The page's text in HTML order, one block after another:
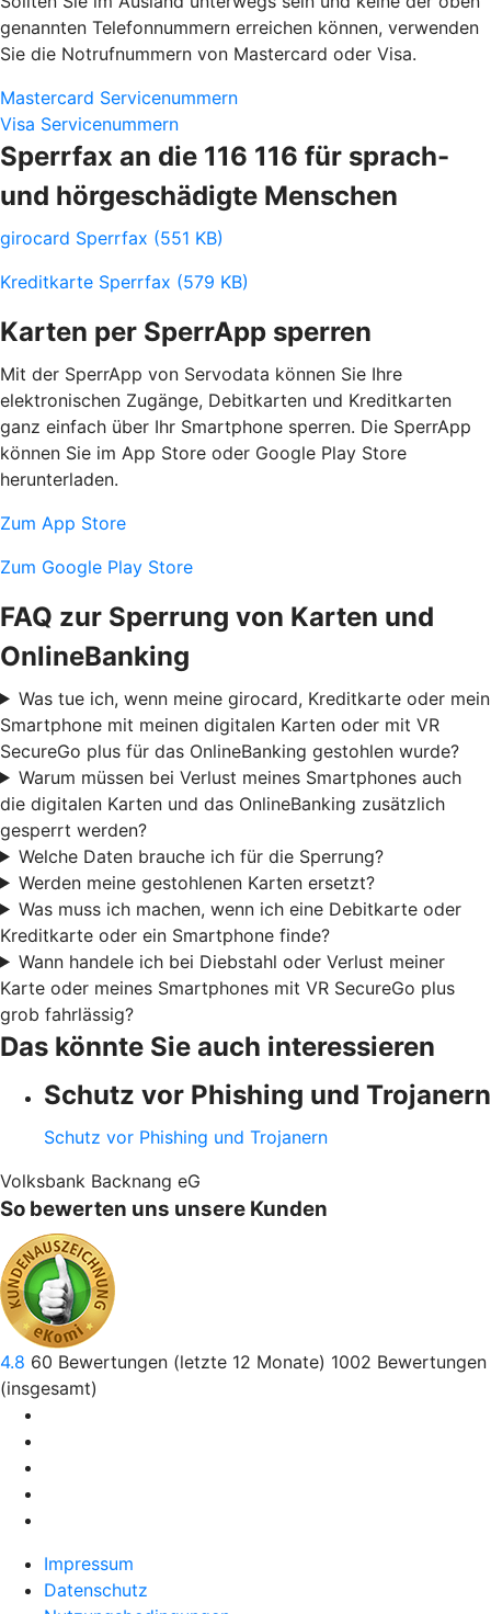
genannten Telefonnummern erreichen können, verwenden
Sie die Notrufnummern von Mastercard oder Visa.
Mastercard Servicenummern
Visa Servicenummern
Sperrfax an die 116 116 für sprach-
und hörgeschädigte Menschen
girocard Sperrfax (551 KB)
Kreditkarte Sperrfax (579 KB)
Karten per SperrApp sperren
Mit der SperrApp von Servodata können Sie Ihre
elektronischen Zugänge, Debitkarten und Kreditkarten
ganz einfach über Ihr Smartphone sperren. Die SperrApp
können Sie im App Store oder Google Play Store
herunterladen.
Zum App Store
Zum Google Play Store
FAQ zur Sperrung von Karten und
OnlineBanking
Was tue ich, wenn meine girocard, Kreditkarte oder mein
Smartphone mit meinen digitalen Karten oder mit VR
SecureGo plus für das OnlineBanking gestohlen wurde?
Warum müssen bei Verlust meines Smartphones auch
die digitalen Karten und das OnlineBanking zusätzlich
gesperrt werden?
Welche Daten brauche ich für die Sperrung?
Werden meine gestohlenen Karten ersetzt?
Was muss ich machen, wenn ich eine Debitkarte oder
Kreditkarte oder ein Smartphone finde?
Wann handele ich bei Diebstahl oder Verlust meiner
Karte oder meines Smartphones mit VR SecureGo plus
grob fahrlässig?
Das könnte Sie auch interessieren
Schutz vor Phishing und Trojanern
Schutz vor Phishing und Trojanern
Volksbank Backnang eG
So bewerten uns unsere Kunden
4.8 60 Bewertungen (letzte 12 Monate) 1002 Bewertungen
(insgesamt)
Impressum
Datenschutz